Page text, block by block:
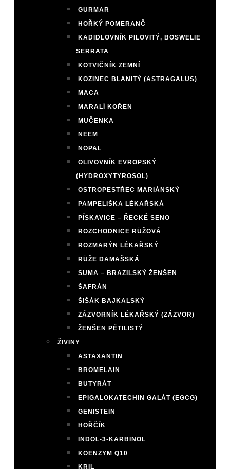
GURMAR
HOŘKÝ POMERANČ
KADIDLOVNÍK PILOVITÝ, BOSWELIE
SERRATA
KOTVIČNÍK ZEMNÍ
KOZINEC BLANITÝ (ASTRAGALUS)
MACA
MARALÍ KOŘEN
MUČENKA
NEEM
NOPAL
OLIVOVNÍK EVROPSKÝ
(HYDROXYTYROSOL)
OSTROPESTŘEC MARIÁNSKÝ
PAMPELIŠKA LÉKAŘSKÁ
PÍSKAVICE – ŘECKÉ SENO
ROZCHODNICE RŮŽOVÁ
ROZMARÝN LÉKAŘSKÝ
RŮŽE DAMAŠSKÁ
SUMA – BRAZILSKÝ ŽENŠEN
ŠAFRÁN
ŠIŠÁK BAJKALSKÝ
ZÁZVORNÍK LÉKAŘSKÝ (ZÁZVOR)
ŽENŠEN PĚTILISTÝ
ŽIVINY
ASTAXANTIN
BROMELAIN
BUTYRÁT
EPIGALOKATECHIN GALÁT (EGCG)
GENISTEIN
HOŘČÍK
INDOL-3-KARBINOL
KOENZYM Q10
KRIL